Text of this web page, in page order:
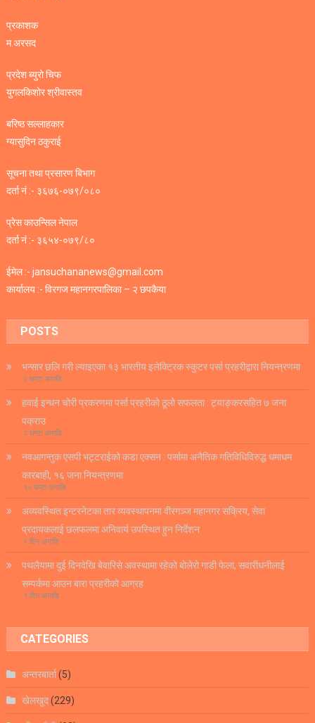
प्रकाशक
म.अरसद
प्रदेश ब्युरो चिफ
युगलकिशोर श्रीवास्तव
बरिष्ठ सल्लाहकार
ग्यासुदिन ठकुराई
सूचना तथा प्रसारण बिभाग
दर्ता नं :- ३६७६-०७९/०८०
प्रेस काउन्सिल नेपाल
दर्ता नं :- ३६५४-०७९/८०
ईमेल :- jansuchananews@gmail.com
कार्यालय :- विरगज महानगरपालिका – २ छपकैया
POSTS
भन्सार छलि गरी ल्याइएका १३ भारतीय इलेक्ट्रिक स्कुटर पर्सा प्रहरीद्वारा नियन्त्रणमा
२ घण्टा अगाडि
हवाई इन्धन चोरी प्रकरणमा पर्सा प्रहरीको ठूलो सफलता : ट्याङ्करसहित ७ जना
पक्राउ
२ घण्टा अगाडि
नवआगन्तुक एसपी भट्टराईको कडा एक्सन : पर्सामा अनैतिक गतिविधिविरुद्ध धमाधम
कारबाही, १६ जना नियन्त्रणमा
१५ घण्टा अगाडि
अव्यवस्थित इन्टरनेटका तार व्यवस्थापनमा वीरगञ्ज महानगर सक्रिय, सेवा
प्रदायकलाई छलफलमा अनिवार्य उपस्थित हुन निर्देशन
१ दिन अगाडि
पथलैयामा दुई दिनदेखि बेवारिसे अवस्थामा रहेको बोलेरो गाडी फेला, सवारीधनीलाई
सम्पर्कमा आउन बारा प्रहरीको आग्रह
१ दिन अगाडि
CATEGORIES
अन्तरबार्ता(5)
खेलखुद(229)